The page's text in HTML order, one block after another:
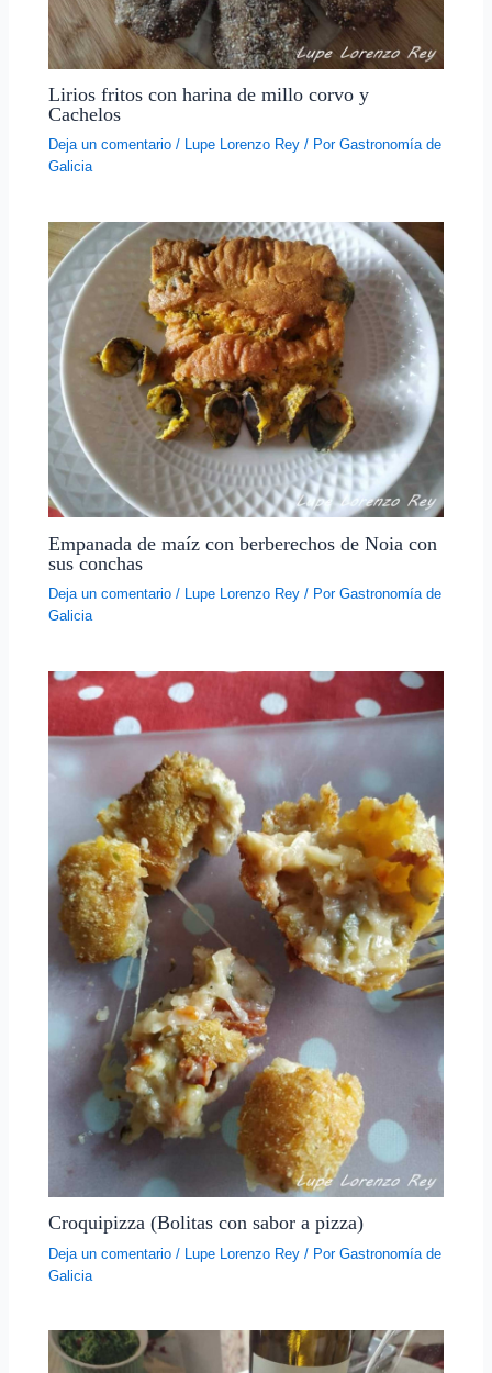
Lirios fritos con harina de millo corvo y
Cachelos
Deja un comentario / Lupe Lorenzo Rey / PorGastronomía de
Galicia
Empanada de maíz con berberechos de Noia con
sus conchas
Deja un comentario / Lupe Lorenzo Rey / PorGastronomía de
Galicia
Croquipizza (Bolitas con sabor a pizza)
Deja un comentario / Lupe Lorenzo Rey / PorGastronomía de
Galicia